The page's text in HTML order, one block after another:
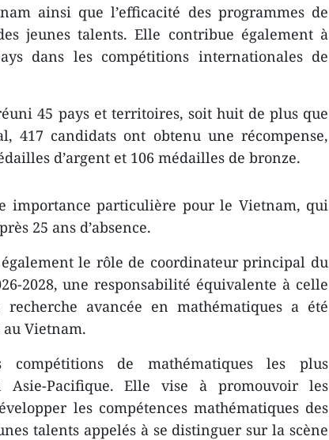
ainsi que l’efficacité des programmes de
jeunes talents. Elle contribue également à
dans les compétitions internationales de
45 pays et territoires, soit huit de plus que
417 candidats ont obtenu une récompense,
d’argent et 106 médailles de bronze.
importance particulière pour le Vietnam, qui
25 ans d’absence.
également le rôle de coordinateur principal du
2028, une responsabilité équivalente à celle
avancée en mathématiques a été
au Vietnam.
compétitions de mathématiques les plus
Asie-Pacifique. Elle vise à promouvoir les
les compétences mathématiques des
talents appelés à se distinguer sur la scène